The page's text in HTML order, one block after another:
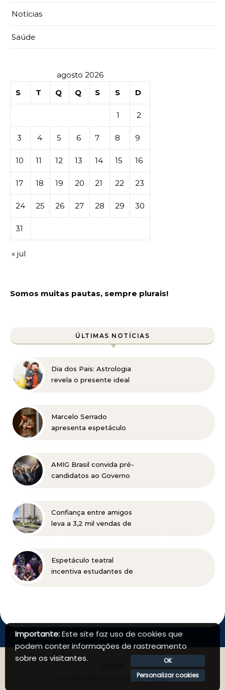
Notícias
Saúde
agosto 2026
S
T Q Q S S D
1 2
3 4 5 6 7 8 9
10 11 12 13 14 15 16
17 18 19 20 21 22 23
24 25 26 27 28 29 30
31
« jul
Somos muitas pautas, sempre plurais!
ÚLTIMAS NOTÍCIAS
Dia dos Pais: Astrologia
revela o presente ideal
Marcelo Serrado
apresenta espetáculo
AMIG Brasil convida pré-
candidatos ao Governo
para os municípios
mineradores e afetados
Confiança entre amigos
leva a 3,2 mil vendas de
Espetáculo teatral
incentiva estudantes de
Optima Themes
Importante:Este site faz uso de cookies que
podem conter informações de rastreamento
sobre os visitantes.
OK
Personalizar cookies